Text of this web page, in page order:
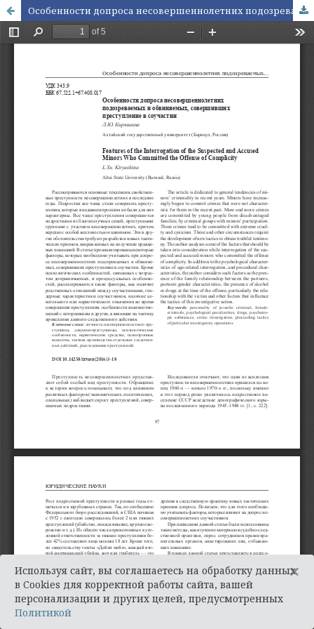
Особенности допроса несовершеннолетних подозреваемых и обвиняемых, совершивших преступление в соучастии
Используя сайт, вы соглашаетесь на обработку данных
в Cookies для корректной работы сайта, вашей
персонализации и других целей, предусмотренных
Политикой
×